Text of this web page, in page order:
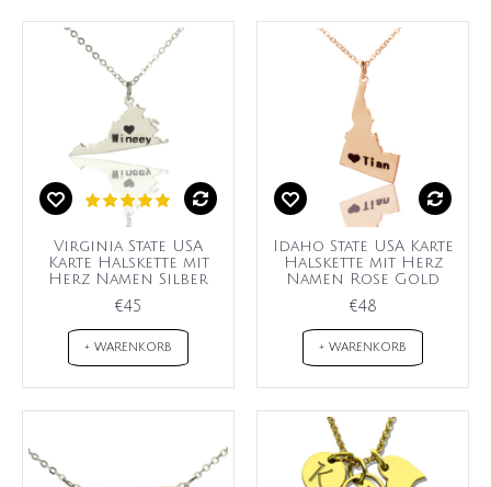
Virginia State USA
Karte Halskette mit
Herz Namen Silber
€45
+ WARENKORB
Idaho State USA Karte
Halskette mit Herz
Namen Rose Gold
€48
+ WARENKORB